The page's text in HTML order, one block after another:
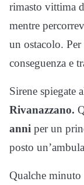
rimasto vittima
mentre
un ostacolo.
conseguenza e
Sirene spiegate
Rivanazzano.
anni per un
posto
Qualche